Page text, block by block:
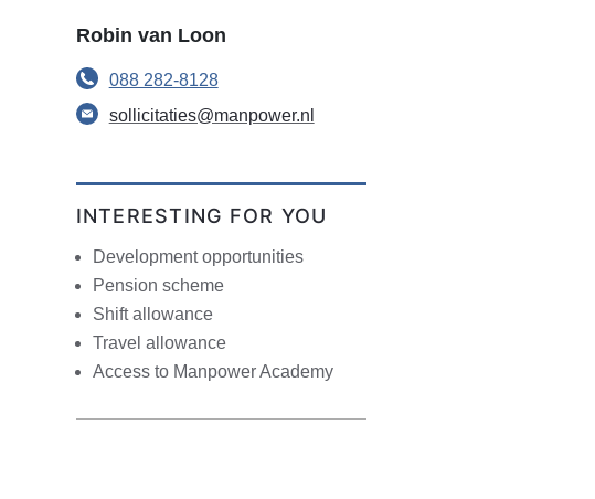
Robin van Loon
088 282-8128
sollicitaties@manpower.nl
INTERESTING FOR YOU
Development opportunities
Pension scheme
Shift allowance
Travel allowance
Access to Manpower Academy